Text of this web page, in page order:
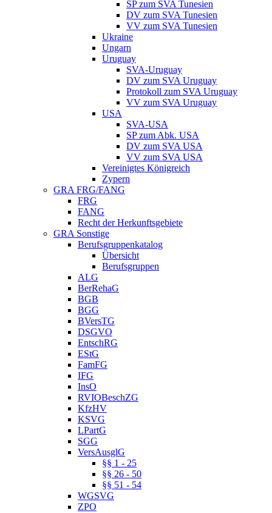
SP zum SVA Tunesien
DV zum SVA Tunesien
VV zum SVA Tunesien
Ukraine
Ungarn
Uruguay
SVA-Uruguay
DV zum SVA Uruguay
Protokoll zum SVA Uruguay
VV zum SVA Uruguay
USA
SVA-USA
SP zum Abk. USA
DV zum SVA USA
VV zum SVA USA
Vereinigtes Königreich
Zypern
GRA FRG/FANG
FRG
FANG
Recht der Herkunftsgebiete
GRA Sonstige
Berufsgruppenkatalog
Übersicht
Berufsgruppen
ALG
BerRehaG
BGB
BGG
BVersTG
DSGVO
EntschRG
EStG
FamFG
IFG
InsO
RVIOBeschZG
KfzHV
KSVG
LPartG
SGG
VersAusglG
§§ 1 - 25
§§ 26 - 50
§§ 51 - 54
WGSVG
ZPO